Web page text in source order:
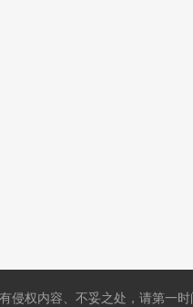
权内容、不妥之处，请第一